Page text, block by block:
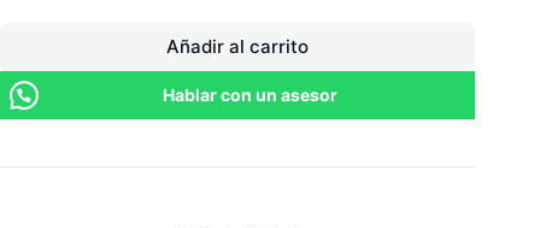
Añadir al carrito
Hablar con un asesor